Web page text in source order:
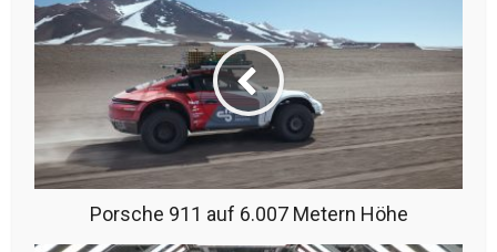
Porsche 911 auf 6.007 Metern Höhe